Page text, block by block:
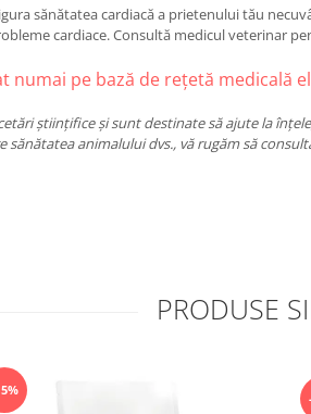
sănătatea cardiacă a prietenului tău
cardiace. Consultă medicul veterinar
numai pe bază de rețetă medicală
științifice și sunt destinate să ajute la
animalului dvs., vă rugăm să
PRODUSE